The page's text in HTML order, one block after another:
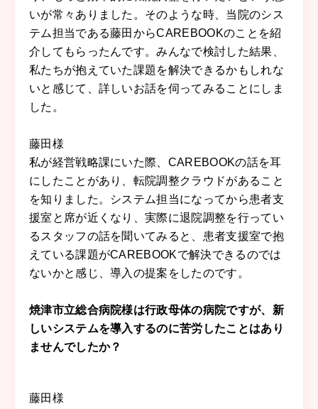
いが常々ありました。そのような時、当院のシス
テム担当である藤田からCAREBOOKのことを紹
介してもらったんです。みんなで検討した結果、
私たちが抱えていた課題を解決できるかもしれな
いと感じて、詳しいお話を伺ってみることにしま
した。
藤田 様
私が経営戦略課にいた際、CAREBOOKの話を耳
にしたことがあり、転院調整クラウドがあること
を知りました。システム担当になってから患者支
援室と席が近くなり、実際に退院調整を行ってい
るスタッフの話を聞いてみると、患者支援室で抱
えている課題がCAREBOOKで解決できるのでは
ないかと感じ、導入の提案をしたのです。
焼津市立総合病院様は行政母体の病院ですが、新
しいシステムを導入するのに苦労したことはあり
ませんでしたか？
藤田 様